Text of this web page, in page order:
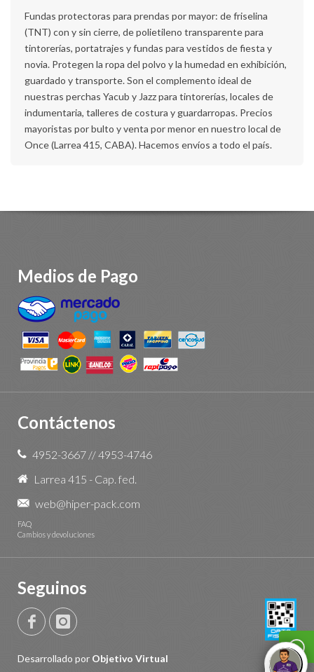
Fundas protectoras para prendas por mayor: de friselina
(TNT) con y sin cierre, de polietileno transparente para
tintorerías, portatrajes y fundas para vestidos de fiesta y
novia. Protegen la ropa del polvo y la humedad en exhibición,
guardado y transporte. Son el complemento ideal de
nuestras perchas Yacub y Jazz para tintorerías, locales de
indumentaria, talleres de costura y guardarropas. Precios
mayoristas por bulto y venta por menor en nuestro local de
Once (Larrea 415, CABA). Hacemos envíos a todo el país.
Medios de Pago
Contáctenos
4952-3667 //4953-4746
Larrea 415 - Cap. fed.
web@hiper-pack.com
FAQ
Cambios y devoluciones
Seguinos
Desarrollado por Objetivo Virtual